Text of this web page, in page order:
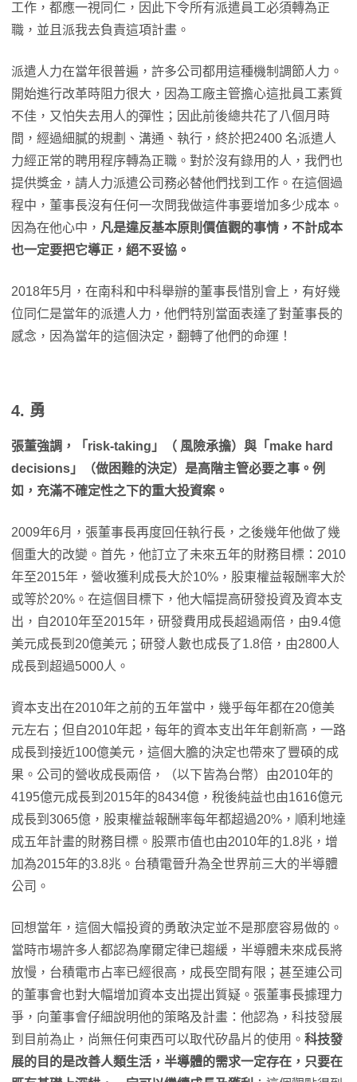
工作，都應一視同仁，因此下令所有派遣員工必須轉為正
職，並且派我去負責這項計畫。
派遣人力在當年很普遍，許多公司都用這種機制調節人力。
開始進行改革時阻力很大，因為工廠主管擔心這批員工素質
不佳，又怕失去用人的彈性；因此前後總共花了八個月時
間，經過細膩的規劃、溝通、執行，終於把2400 名派遣人
力經正常的聘用程序轉為正職。對於沒有錄用的人，我們也
提供獎金，請人力派遣公司務必替他們找到工作。在這個過
程中，董事長沒有任何一次問我做這件事要增加多少成本。
因為在他心中， 凡是違反基本原則價值觀的事情，不計成本
也一定要把它導正，絕不妥協。
2018年5月，在南科和中科舉辦的董事長惜別會上，有好幾
位同仁是當年的派遣人力，他們特別當面表達了對董事長的
感念，因為當年的這個決定，翻轉了他們的命運！
4. 勇
張董強調，「 risk-taking 」（ 風險承擔）與「make hard
decisions 」（做困難的決定）是高階主管必要之事。例
如，充滿不確定性之下的重大投資案。
2009年6月，張董事長再度回任執行長，之後幾年他做了幾
個重大的改變。首先，他訂立了未來五年的財務目標：2010
年至2015年，營收獲利成長大於10%，股東權益報酬率大於
或等於20%。在這個目標下，他大幅提高研發投資及資本支
出，自2010年至2015年，研發費用成長超過兩倍，由9.4億
美元成長到20億美元；研發人數也成長了1.8倍，由2800人
成長到超過5000人。
資本支出在2010年之前的五年當中，幾乎每年都在20億美
元左右；但自2010年起，每年的資本支出年年創新高，一路
成長到接近100億美元，這個大膽的決定也帶來了豐碩的成
果。公司的營收成長兩倍，（以下皆為台幣）由2010年的
4195億元成長到2015年的8434億，稅後純益也由1616億元
成長到3065億，股東權益報酬率每年都超過20%，順利地達
成五年計畫的財務目標。股票市值也由2010年的1.8兆，增
加為2015年的3.8兆。台積電晉升為全世界前三大的半導體
公司。
回想當年，這個大幅投資的勇敢決定並不是那麼容易做的。
當時市場許多人都認為摩爾定律已趨緩，半導體未來成長將
放慢，台積電市占率已經很高，成長空間有限；甚至連公司
的董事會也對大幅增加資本支出提出質疑。張董事長據理力
爭，向董事會仔細說明他的策略及計畫：他認為，科技發展
到目前為止，尚無任何東西可以取代矽晶片的使用。 科技發
展的目的是改善人類生活，半導體的需求一定存在，只要在